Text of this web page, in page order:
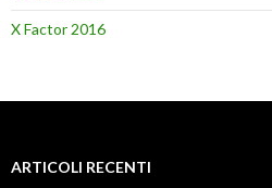
X Factor 2016
ARTICOLI RECENTI